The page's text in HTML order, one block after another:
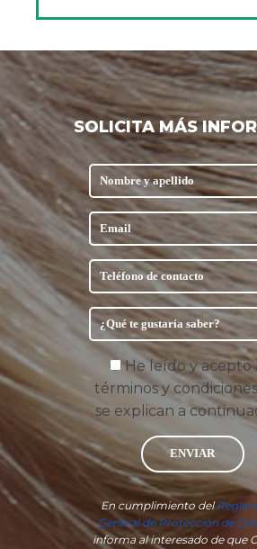
SOLICITA MÁS
He leído y acepto
términos y
se explican a
ENVIAR
En cumplimiento del
General de Protección de
informa al interesado de que